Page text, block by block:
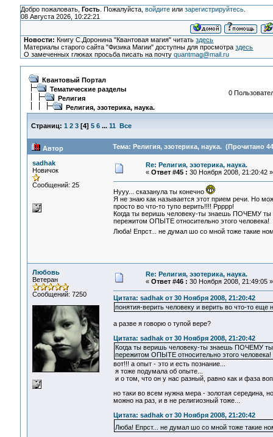
Добро пожаловать, Гость. Пожалуйста, войдитеили зарегистрируйтесь.
08 Августа 2026, 10:22:21
Новости: Книгу С.Доронина "Квантовая магия" читатьздесь
Материалы старого сайта "Физика Магии" доступны для просмотраздесь
О замеченных глюках просьба писать на почтуquantmag@mail.ru
Квантовый Портал
Тематические разделы
Религия
Религия, эзотерика, наука.
0
Страниц: 1 2 3[4] 5 6 ... 11 Все
Автор Тема: Религия, эзотерика, наука. (Прочитано
sadhak
Новичок
Сообщений: 25
Re: Религия, эзотерика, наука.
« Ответ #45 : 30 Ноября 2008, 21:20:42 »
Нууу... сказанула ты конечно
Я не знаю как называется этот прием речи. Но
просто во что-то тупо верить!!!! Ррррр!
Когда ты веришь человеку-ты знаешь ПОЧЕМУ
пережитом ОПЫТЕ относительно этого человека!
Люба! Епрст... не думал шо со мной тоже такие
Любовь
Ветеран
Сообщений: 7250
Re: Религия, эзотерика, наука.
« Ответ #46 : 30 Ноября 2008, 21:49:05 »
Цитата: sadhak от 30 Ноября 2008, 21:20:42
понятия-верить человеку и верить во что-то еще
а разве я говорю о тупой вере?
Цитата: sadhak от 30 Ноября 2008, 21:20:42
Когда ты веришь человеку-ты знаешь ПОЧЕМУ
пережитом ОПЫТЕ относительно этого человека!
вот!!! а опыт - это и есть познание...
я тоже подумала об опыте...
и о том, что он у нас разный, равно как и фаза
но таки во всем нужна мера - золотая середина,
можно на раз, и в не религиозный тоже...
Цитата: sadhak от 30 Ноября 2008, 21:20:42
Люба! Епрст... не думал шо со мной тоже такие